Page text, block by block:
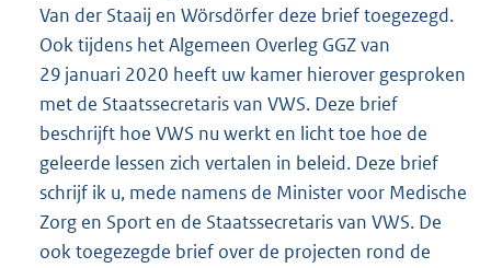
Van der Staaij en Wörsdörfer deze brief toegezegd.
Ook tijdens het Algemeen Overleg GGZ van
29 januari 2020 heeft uw kamer hierover gesproken
met de Staatssecretaris van VWS. Deze brief
beschrijft hoe VWS nu werkt en licht toe hoe de
geleerde lessen zich vertalen in beleid. Deze brief
schrijf ik u, mede namens de Minister voor Medische
Zorg en Sport en de Staatssecretaris van VWS. De
ook toegezegde brief over de projecten rond de